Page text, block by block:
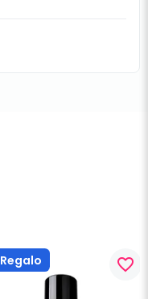
Regalo favorite_border